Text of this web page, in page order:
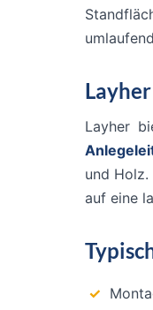
Layher
und
auf eine